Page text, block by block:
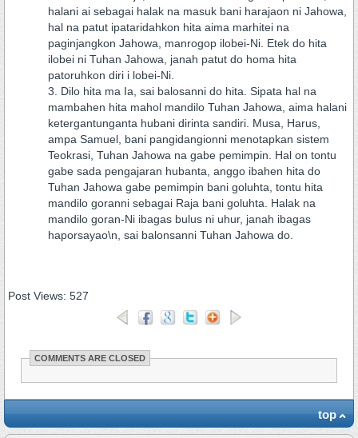
halani ai sebagai halak na masuk bani harajaon ni Jahowa,
hal na patut ipataridahkon hita aima marhitei na
paginjangkon Jahowa, manrogop ilobei-Ni. Etek do hita
ilobei ni Tuhan Jahowa, janah patut do homa hita
patoruhkon diri i lobei-Ni.
Dilo hita ma Ia, sai balosanni do hita. Sipata hal na
mambahen hita mahol mandilo Tuhan Jahowa, aima halani
ketergantunganta hubani dirinta sandiri. Musa, Harus,
ampa Samuel, bani pangidangionni menotapkan sistem
Teokrasi, Tuhan Jahowa na gabe pemimpin. Hal on tontu
gabe sada pengajaran hubanta, anggo ibahen hita do
Tuhan Jahowa gabe pemimpin bani goluhta, tontu hita
mandilo goranni sebagai Raja bani goluhta. Halak na
mandilo goran-Ni ibagas bulus ni uhur, janah ibagas
haporsayao\n, sai balonsanni Tuhan Jahowa do.
Post Views: 527
COMMENTS ARE CLOSED
top